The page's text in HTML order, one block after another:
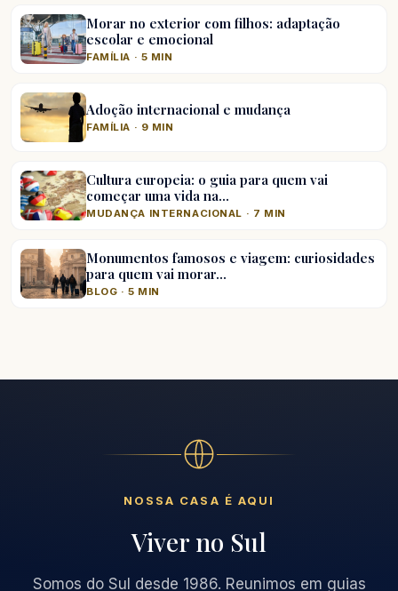
Morar no exterior com filhos: adaptação
escolar e emocional
FAMÍLIA · 5 MIN
Adoção internacional e mudança
FAMÍLIA · 9 MIN
Cultura europeia: o guia para quem vai
começar uma vida na…
MUDANÇA INTERNACIONAL · 7 MIN
Monumentos famosos e viagem: curiosidades
para quem vai morar…
BLOG · 5 MIN
NOSSA CASA É AQUI
Viver no Sul
Somos do Sul desde 1986. Reunimos em guias